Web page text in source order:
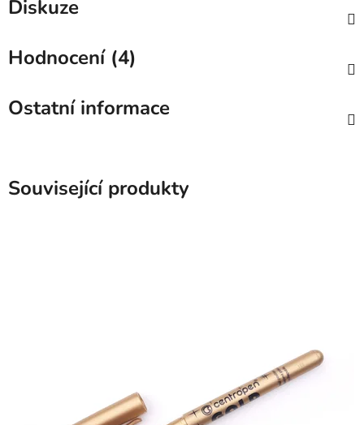
Diskuze
Hodnocení (4)
Ostatní informace
Související produkty